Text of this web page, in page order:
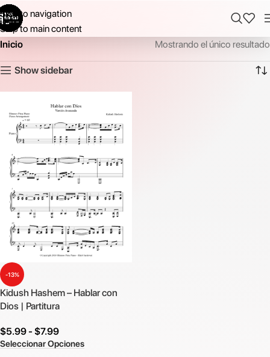
Skip to navigation
Skip to main content
Inicio
Mostrando el único resultado
Show sidebar
-13%
Kidush Hashem – Hablar con
Dios | Partitura
$5.99 - $7.99
Seleccionar Opciones